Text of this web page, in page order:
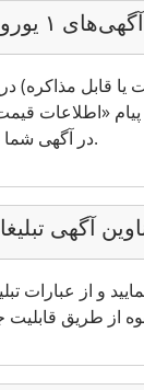
آگهی‌های ۱ یورویی مجاز نیستند
خرید (چه به‌صورت ثابت یا
«اطلاعات
در آگهی شما نمایش داده می‌شود.
آگهی
و از عبارات